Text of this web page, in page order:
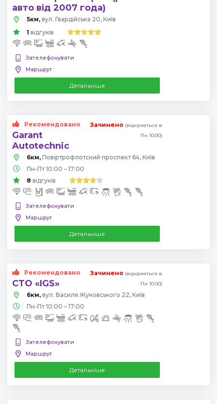
авто від 2007 года)
5км, вул. Гвардійська 20, Київ
1 відгуків
Зателефонувати
Маршрут
Детальніше
Рекомендовано
Garant
Autotechnic
Зачинено (відкриється в
Пн 10:00)
6км,
Повіртрофлотский проспект 64, Київ
Пн-Пт 10:00 – 17:00
8 відгуків
Зателефонувати
Маршрут
Детальніше
Рекомендовано
СТО «IGS»
Зачинено (відкриється в
Пн 10:00)
6км, вул. Василя Жуковського 22, Київ
Пн-Пт 10:00 – 17:00
Зателефонувати
Маршрут
Детальніше